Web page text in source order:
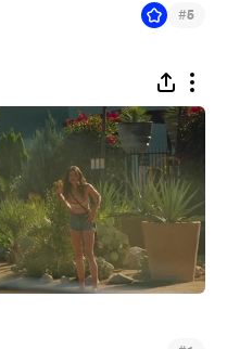
#5